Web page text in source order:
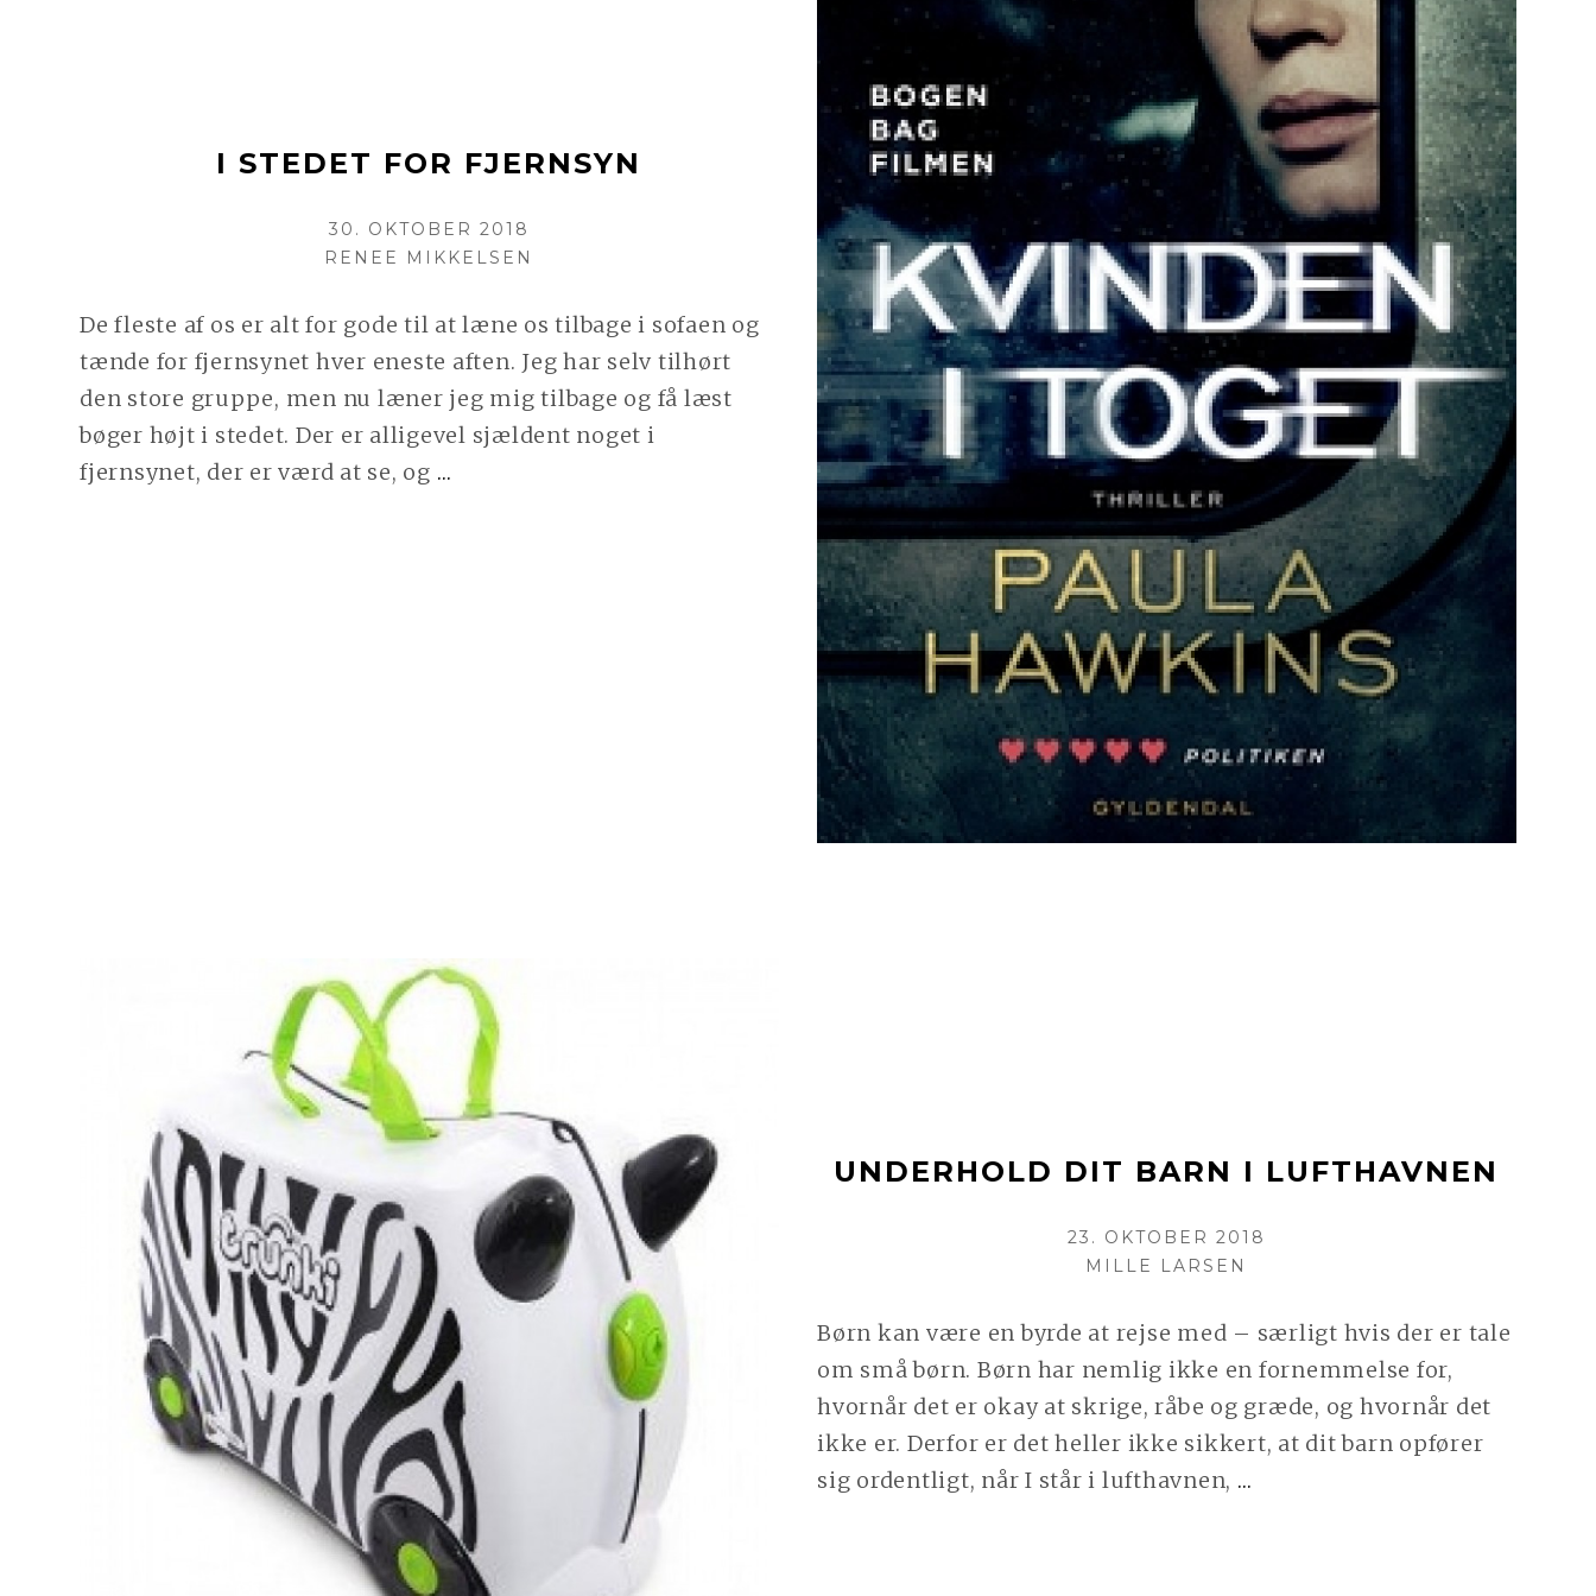
I STEDET FOR FJERNSYN
POSTED
ON
30. OKTOBER 2018
AUTHOR
RENEE MIKKELSEN
De fleste af os er alt for gode til at læne os tilbage i sofaen og
tænde for fjernsynet hver eneste aften. Jeg har selv tilhørt
den store gruppe, men nu læner jeg mig tilbage og få læst
bøger højt i stedet. Der er alligevel sjældent noget i
fjernsynet, der er værd at se, og …
UNDERHOLD DIT BARN I LUFTHAVNEN
POSTED
ON
23. OKTOBER 2018
AUTHOR
MILLE LARSEN
Børn kan være en byrde at rejse med – særligt hvis der er tale
om små børn. Børn har nemlig ikke en fornemmelse for,
hvornår det er okay at skrige, råbe og græde, og hvornår det
ikke er. Derfor er det heller ikke sikkert, at dit barn opfører
sig ordentligt, når I står i lufthavnen, …